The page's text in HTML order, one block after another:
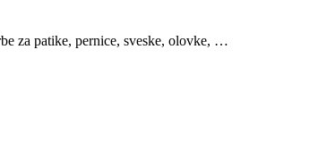
za patike, pernice, sveske, olovke, …